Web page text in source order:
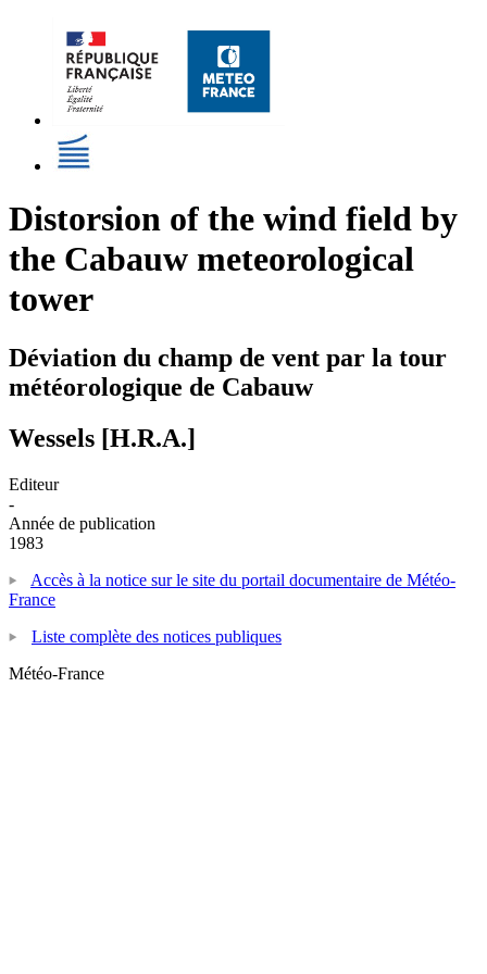
Distorsion of the wind field by
the Cabauw meteorological
tower
Déviation du champ de vent par la tour
météorologique de Cabauw
Wessels [H.R.A.]
Editeur
-
Année de publication
1983
Accès à la notice sur le site du portail documentaire de Météo-
France
Liste complète des notices publiques
Météo-France